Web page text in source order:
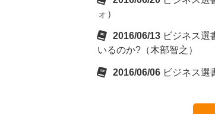
ォ）
2016/06/13 ビジネス選
いるのか?（木部智之）
2016/06/06 ビジネス選